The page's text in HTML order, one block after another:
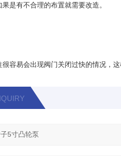
是有不合理的布置就需要改造。
易会出现阀门关闭过快的情况，这